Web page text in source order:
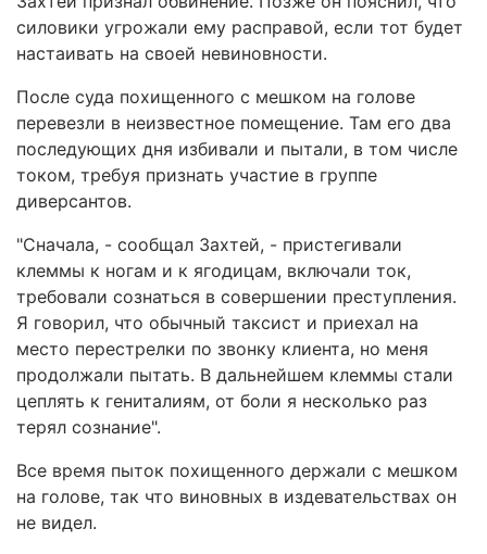
силовики угрожали ему расправой, если тот будет
настаивать на своей невиновности.
После суда похищенного с мешком на голове
перевезли в неизвестное помещение. Там его два
последующих дня избивали и пытали, в том числе
током, требуя признать участие в группе
диверсантов.
"Сначала, - сообщал Захтей, - пристегивали
клеммы к ногам и к ягодицам, включали ток,
требовали сознаться в совершении преступления.
Я говорил, что обычный таксист и приехал на
место перестрелки по звонку клиента, но меня
продолжали пытать. В дальнейшем клеммы стали
цеплять к гениталиям, от боли я несколько раз
терял сознание".
Все время пыток похищенного держали с мешком
на голове, так что виновных в издевательствах он
не видел.